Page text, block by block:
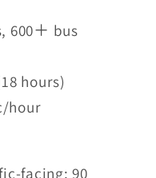
600＋ bus
hours)
hour
facing; 90